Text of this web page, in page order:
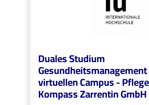
Duales Studium
Gesundheitsmanagement
virtuellen Campus -
Kompass Zarrentin GmbH